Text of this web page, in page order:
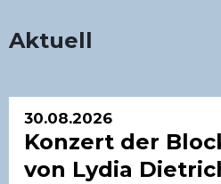
Aktuell
30.08.2026
Konzert der
von Lydia